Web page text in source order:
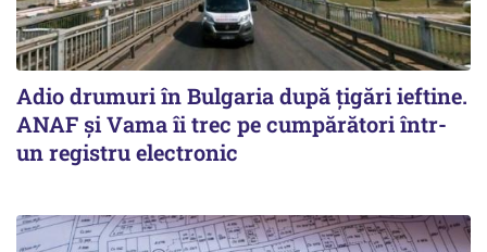
Adio drumuri în Bulgaria după țigări ieftine.
ANAF și Vama îi trec pe cumpărători într-
un registru electronic